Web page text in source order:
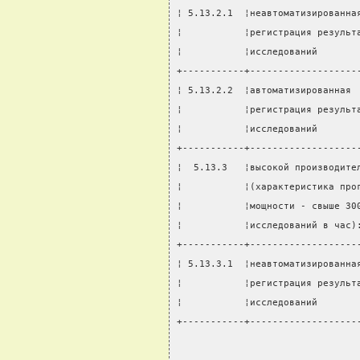
¦ 5.13.2.1
¦           ¦регистрация
¦           ¦исследований
+-----------
¦ 5.13.2.2
¦           ¦регистрация
¦           ¦исследований
+-----------
¦  5.13.3   ¦высокой
¦
¦           ¦мощности -
¦           ¦исследований
+-----------
¦ 5.13.3.1
¦           ¦регистрация
¦           ¦исследований
+-----------